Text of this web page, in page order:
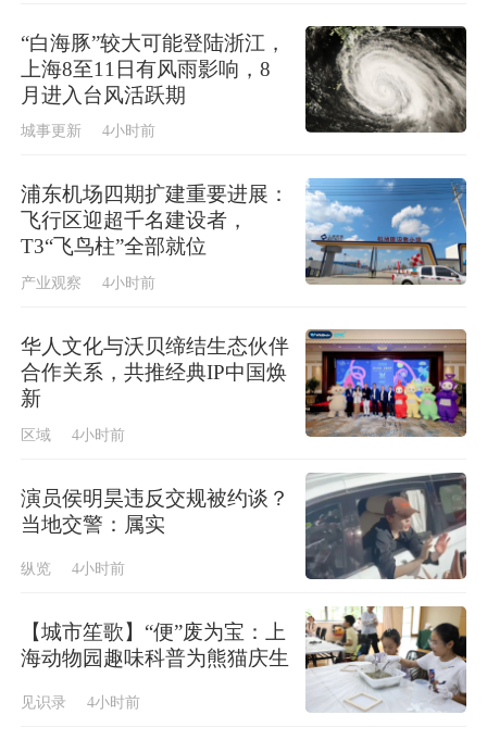
“白海豚”较大可能登陆浙江，
上海8至11日有风雨影响，8
月进入台风活跃期
城事更新 4小时前
浦东机场四期扩建重要进展：
飞行区迎超千名建设者，
T3“飞鸟柱”全部就位
产业观察 4小时前
华人文化与沃贝缔结生态伙伴
合作关系，共推经典IP中国焕
新
区域 4小时前
演员侯明昊违反交规被约谈？
当地交警：属实
纵览 4小时前
【城市笙歌】“便”废为宝：上
海动物园趣味科普为熊猫庆生
见识录 4小时前